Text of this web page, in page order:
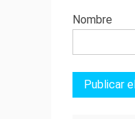
Nombre